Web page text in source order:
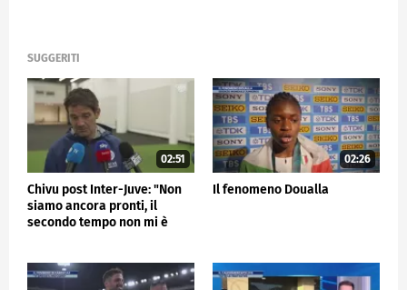
SUGGERITI
02:51
Chivu post Inter-Juve: "Non
siamo ancora pronti, il
secondo tempo non mi è
02:26
Il fenomeno Doualla